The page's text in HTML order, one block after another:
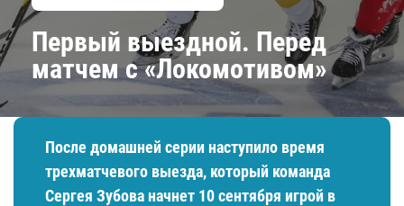
Первый выездной. Перед
матчем с «Локомотивом»
После домашней серии наступило время
трехматчевого выезда, который команда
Сергея Зубова начнет 10 сентября игрой в